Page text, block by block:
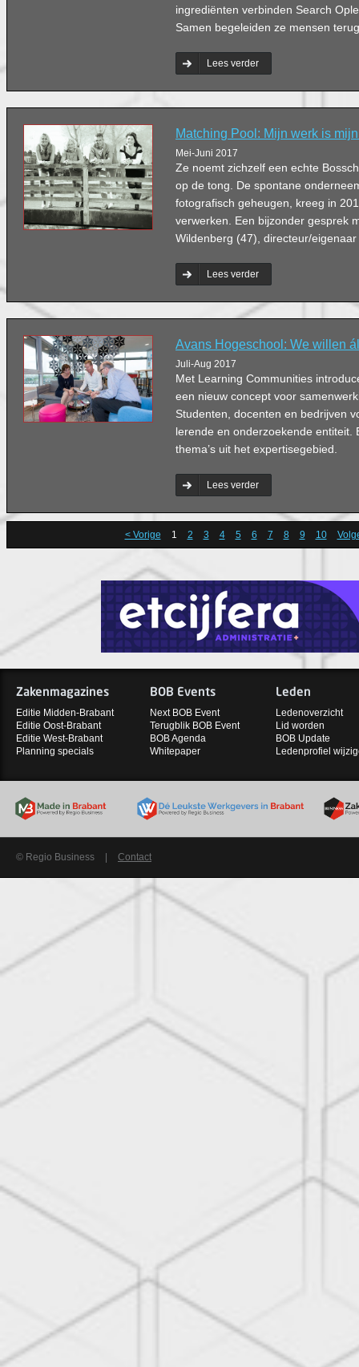
ingrediënten verbinden Search
Samen begeleiden ze mensen
Lees verder
Matching Pool: Mijn werk is
Mei-Juni 2017
Ze noemt zichzelf een echte
op de tong. De spontane
fotografisch geheugen, kreeg in
verwerken. Een bijzonder gesprek
Wildenberg (47), directeur/
Lees verder
Avans Hogeschool: We willen
Juli-Aug 2017
Met Learning Communities
een nieuw concept voor
Studenten, docenten en bedrijven
lerende en onderzoekende entiteit.
thema’s uit het expertisegebied.
Lees verder
< Vorige 1 2 3 4 5 6 7 8 9 10
Zakenmagazines
Editie Midden-Brabant
Editie Oost-Brabant
Editie West-Brabant
Planning specials
BOB Events
Next BOB Event
Terugblik BOB Event
BOB Agenda
Whitepaper
Leden
Ledenoverzicht
Lid worden
BOB Update
Ledenprofiel
© Regio Business Contact